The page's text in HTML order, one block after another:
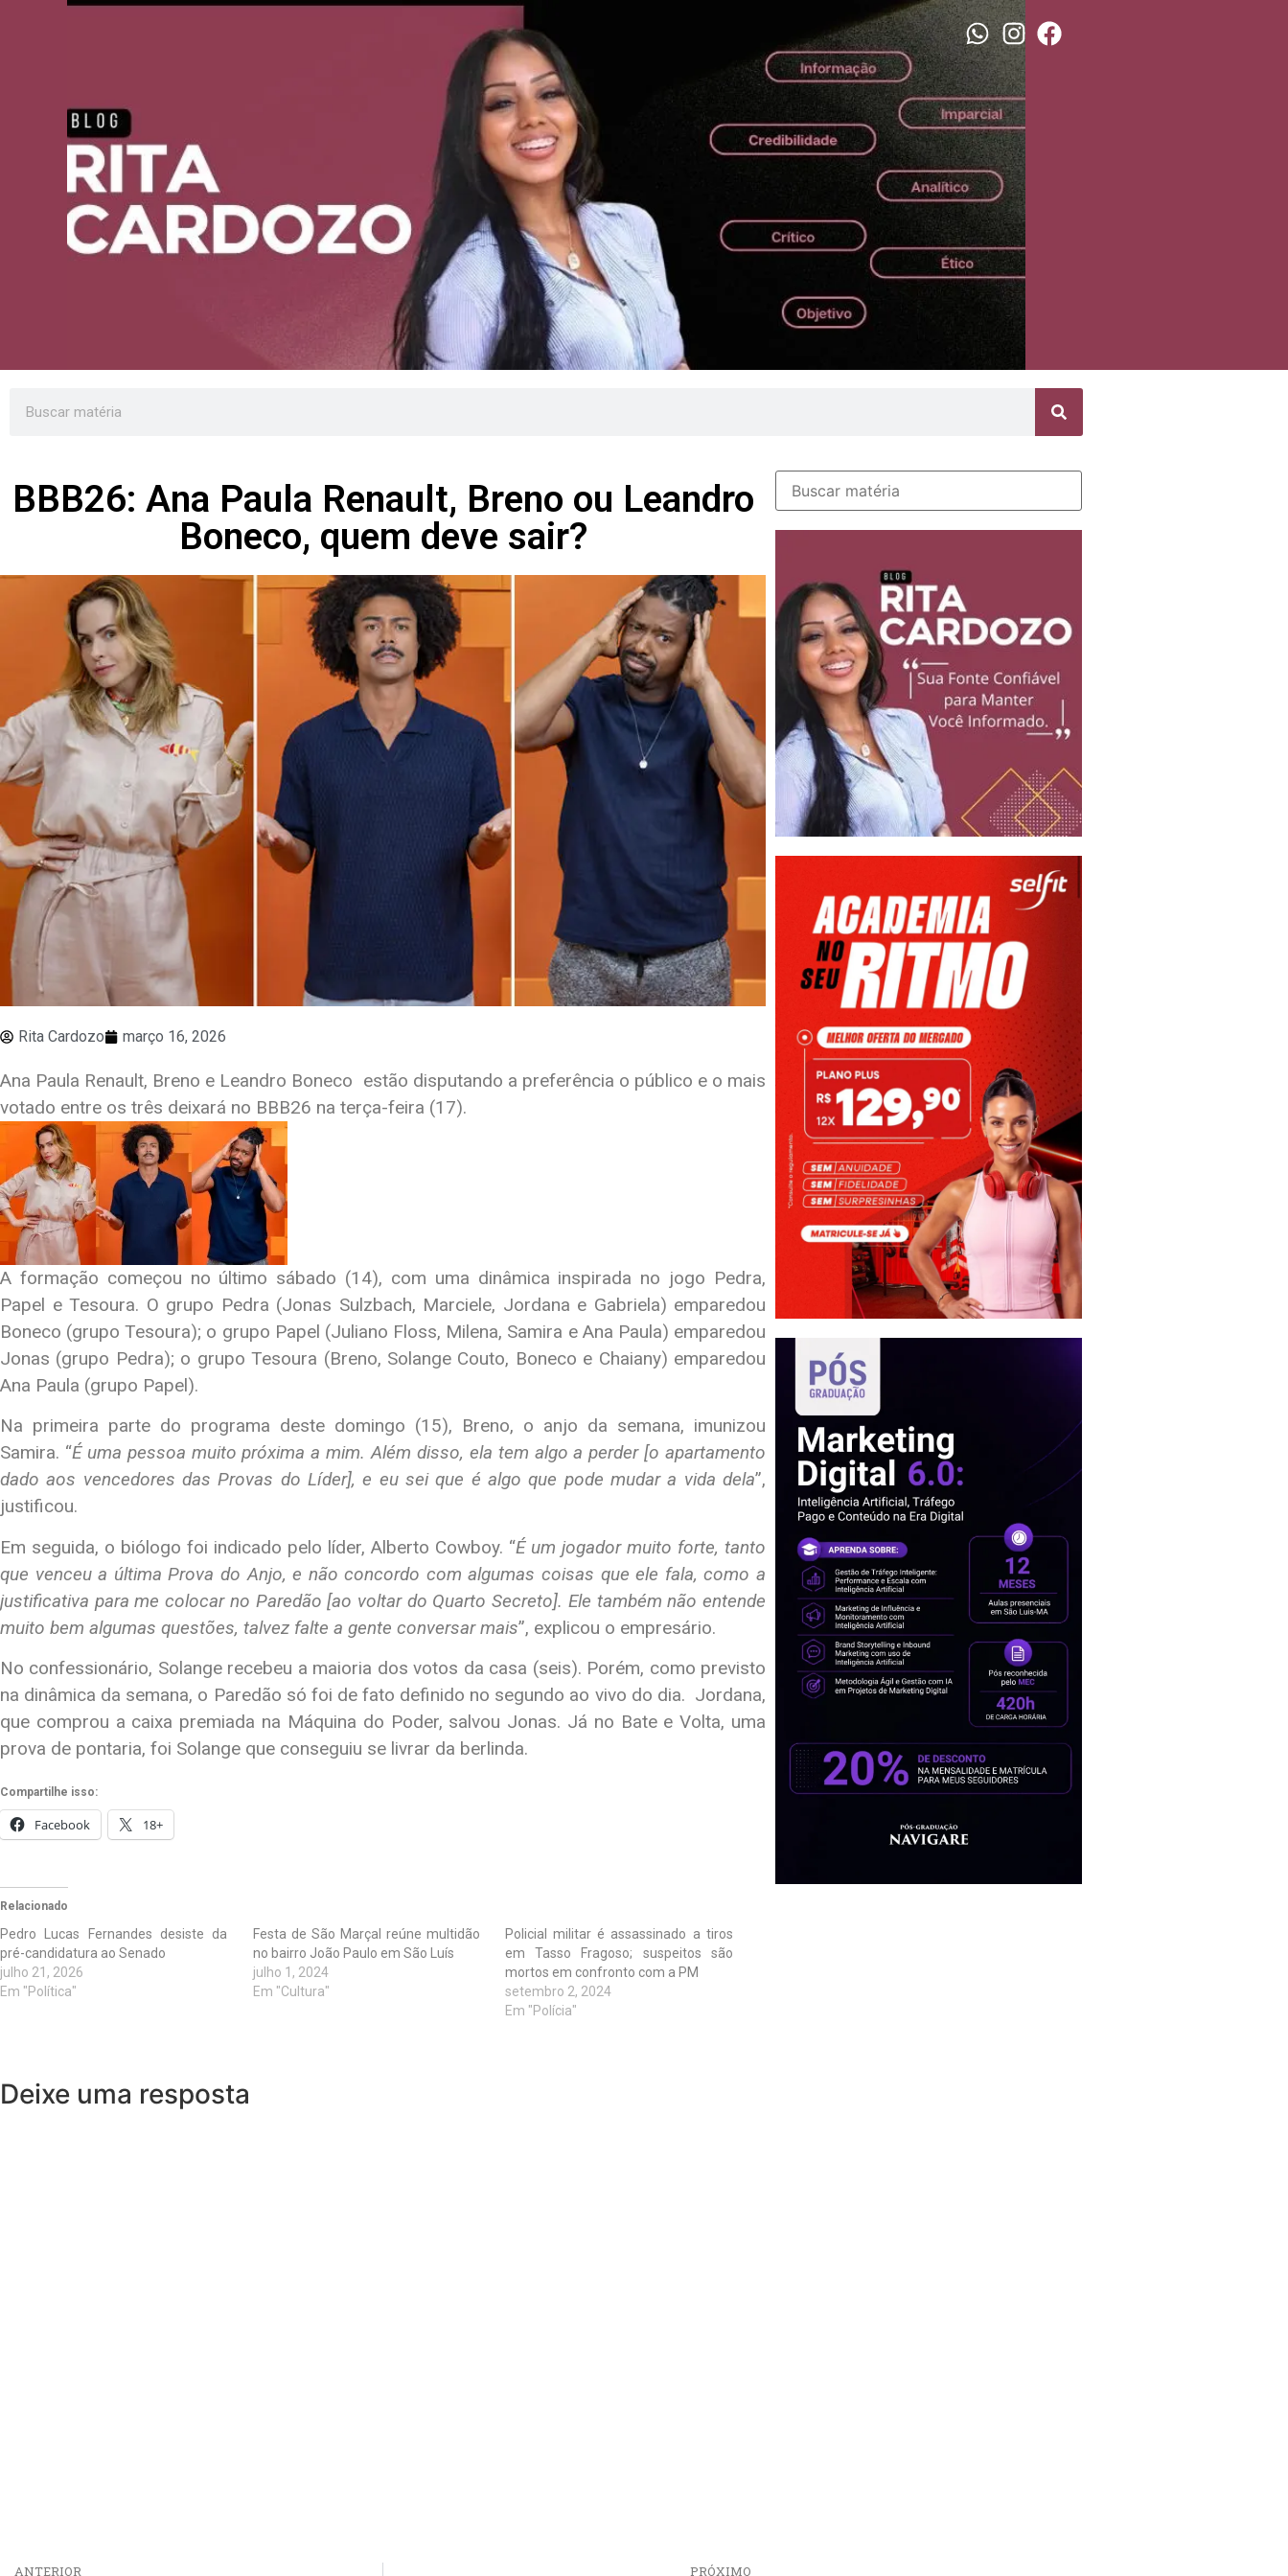
BBB26: Ana Paula Renault, Breno ou Leandro
Boneco, quem deve sair?
Rita Cardozo março 16, 2026
Ana Paula Renault, Breno e Leandro Boneco estão disputando a preferência o público e o mais
votado entre os três deixará no BBB26 na terça-feira (17).
A formação começou no último sábado (14), com uma dinâmica inspirada no jogo Pedra,
Papel e Tesoura. O grupo Pedra (Jonas Sulzbach, Marciele, Jordana e Gabriela) emparedou
Boneco (grupo Tesoura); o grupo Papel (Juliano Floss, Milena, Samira e Ana Paula) emparedou
Jonas (grupo Pedra); o grupo Tesoura (Breno, Solange Couto, Boneco e Chaiany) emparedou
Ana Paula (grupo Papel).
Na primeira parte do programa deste domingo (15), Breno, o anjo da semana, imunizou
Samira. “É uma pessoa muito próxima a mim. Além disso, ela tem algo a perder [o apartamento
dado aos vencedores das Provas do Líder], e eu sei que é algo que pode mudar a vida dela”,
justificou.
Em seguida, o biólogo foi indicado pelo líder, Alberto Cowboy. “É um jogador muito forte, tanto
que venceu a última Prova do Anjo, e não concordo com algumas coisas que ele fala, como a
justificativa para me colocar no Paredão [ao voltar do Quarto Secreto]. Ele também não entende
muito bem algumas questões, talvez falte a gente conversar mais”, explicou o empresário.
No confessionário, Solange recebeu a maioria dos votos da casa (seis). Porém, como previsto
na dinâmica da semana, o Paredão só foi de fato definido no segundo ao vivo do dia. Jordana,
que comprou a caixa premiada na Máquina do Poder, salvou Jonas. Já no Bate e Volta, uma
prova de pontaria, foi Solange que conseguiu se livrar da berlinda.
Compartilhe isso:
Facebook 18+
Relacionado
Pedro Lucas Fernandes desiste da
pré-candidatura ao Senado
julho 21, 2026
Em "Política"
Festa de São Marçal reúne multidão
no bairro João Paulo em São Luís
julho 1, 2024
Em "Cultura"
Policial militar é assassinado a tiros
em Tasso Fragoso; suspeitos são
mortos em confronto com a PM
setembro 2, 2024
Em "Polícia"
Deixe uma resposta
ANTERIOR PRÓXIMO